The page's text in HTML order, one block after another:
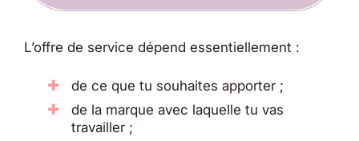
L’offre de service dépend essentiellement :
de ce que tu souhaites apporter ;
de la marque avec laquelle tu vas
travailler ;